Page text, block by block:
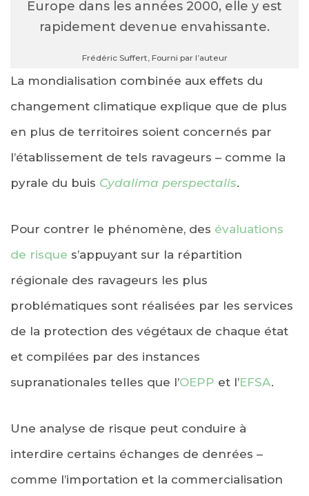
Europe dans les années 2000, elle y est
rapidement devenue envahissante.
Frédéric Suffert Fourni par l’auteur
La mondialisation combinée aux effets du
changement climatique explique que de plus
en plus de territoires soient concernés par
l’établissement de tels ravageurs – comme la
pyrale du buis Cydalima perspectalis.
Pour contrer le phénomène, des évaluations
de risque s’appuyant sur la répartition
régionale des ravageurs les plus
problématiques sont réalisées par les services
de la protection des végétaux de chaque état
et compilées par des instances
supranationales telles que l’OEPP et l’EFSA.
Une analyse de risque peut conduire à
interdire certains échanges de denrées –
comme l’importation et la commercialisation